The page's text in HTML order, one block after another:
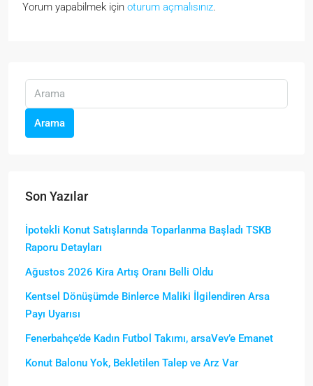
Yorum yapabilmek için oturum açmalısınız.
Arama
Son Yazılar
İpotekli Konut Satışlarında Toparlanma Başladı TSKB
Raporu Detayları
Ağustos 2026 Kira Artış Oranı Belli Oldu
Kentsel Dönüşümde Binlerce Maliki İlgilendiren Arsa
Payı Uyarısı
Fenerbahçe’de Kadın Futbol Takımı, arsaVev’e Emanet
Konut Balonu Yok, Bekletilen Talep ve Arz Var